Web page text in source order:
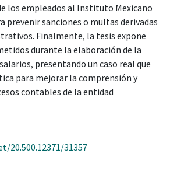
los empleados al Instituto Mexicano
prevenir sanciones o multas derivadas
Finalmente, la tesis expone
durante la elaboración de la
presentando un caso real que
para mejorar la comprensión y
contables de la entidad
20.500.12371/31357